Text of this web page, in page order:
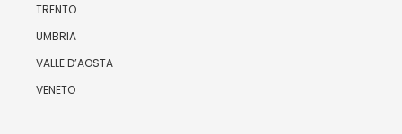
TRENTO
UMBRIA
VALLE D’AOSTA
VENETO